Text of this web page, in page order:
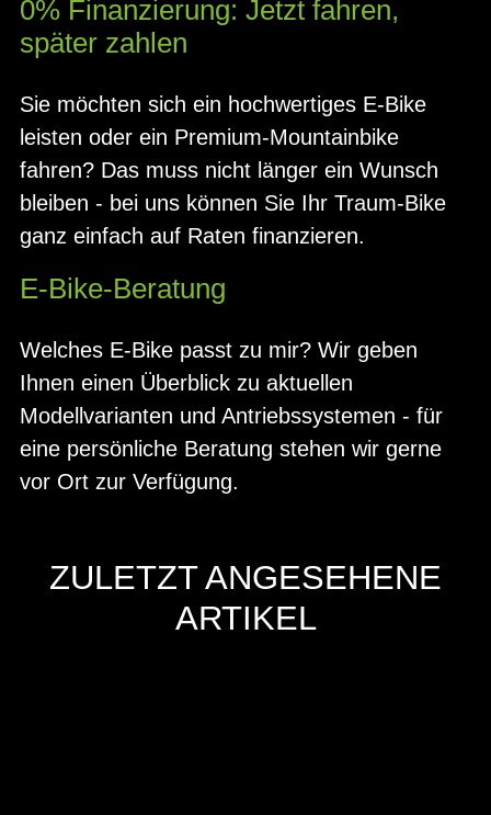
0% Finanzierung: Jetzt fahren,
später zahlen
Sie möchten sich ein hochwertiges E-Bike
leisten oder ein Premium-Mountainbike
fahren? Das muss nicht länger ein Wunsch
bleiben - bei uns können Sie Ihr Traum-Bike
ganz einfach auf Raten finanzieren.
E-Bike-Beratung
Welches E-Bike passt zu mir? Wir geben
Ihnen einen Überblick zu aktuellen
Modellvarianten und Antriebssystemen - für
eine persönliche Beratung stehen wir gerne
vor Ort zur Verfügung.
ZULETZT ANGESEHENE
ARTIKEL